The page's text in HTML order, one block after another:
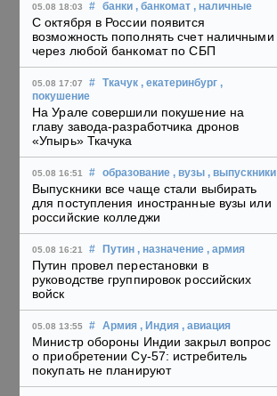
05.08 18:03 # банки , банкомат , наличные
С октября в России появится
возможность пополнять счет наличными
через любой банкомат по СБП
05.08 17:07 # Ткачук , екатеринбург ,
покушение
На Урале совершили покушение на
главу завода-разработчика дронов
«Упырь» Ткачука
05.08 16:51 # образование , вузы , выпускники
Выпускники все чаще стали выбирать
для поступления иностранные вузы или
российские колледжи
05.08 16:21 # Путин , назначение , армия
Путин провел перестановки в
руководстве группировок российских
войск
05.08 13:55 # Армия , Индия , авиация
Министр обороны Индии закрыл вопрос
о приобретении Су-57: истребитель
покупать не планируют